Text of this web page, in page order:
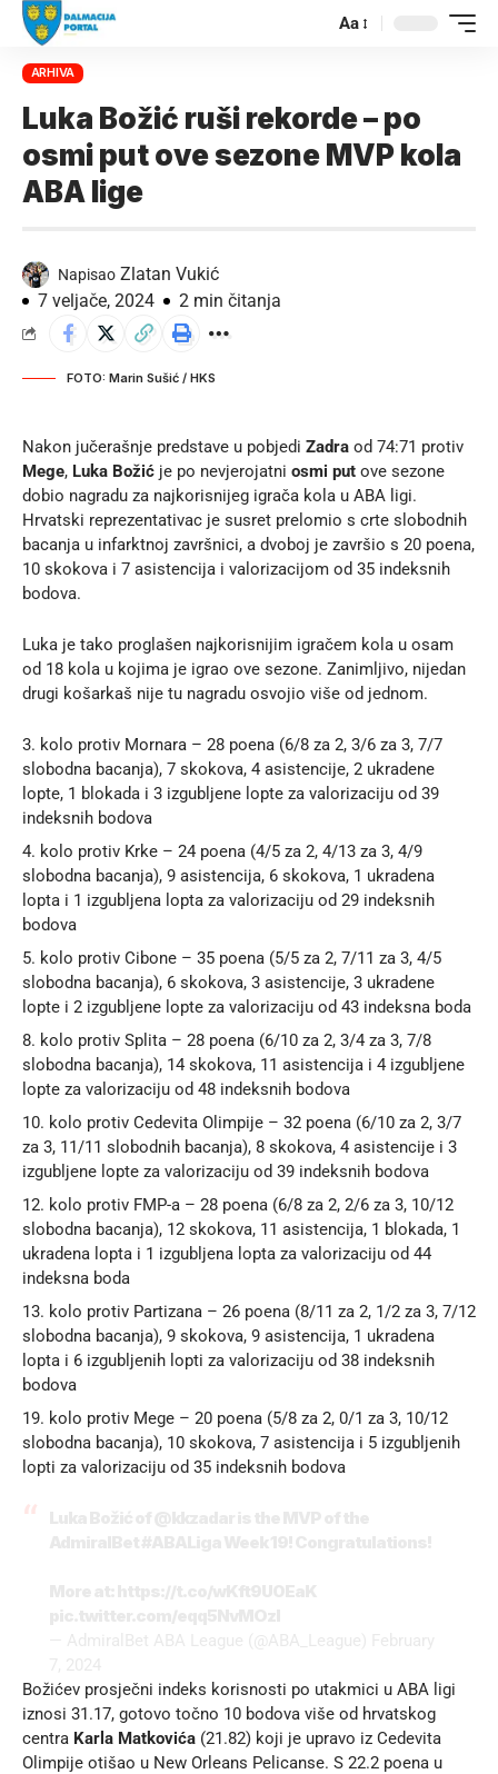
Aa
ARHIVA
Luka Božić ruši rekorde – po
osmi put ove sezone MVP kola
ABA lige
Napisao Zlatan Vukić
7 veljače, 2024
2 min čitanja
FOTO: Marin Sušić / HKS
Nakon jučerašnje predstave u pobjedi Zadra od 74:71 protiv
Mege, Luka Božić je po nevjerojatni osmi put ove sezone
dobio nagradu za najkorisnijeg igrača kola u ABA ligi.
Hrvatski reprezentativac je susret prelomio s crte slobodnih
bacanja u infarktnoj završnici, a dvoboj je završio s 20 poena,
10 skokova i 7 asistencija i valorizacijom od 35 indeksnih
bodova.
Luka je tako proglašen najkorisnijim igračem kola u osam
od 18 kola u kojima je igrao ove sezone. Zanimljivo, nijedan
drugi košarkaš nije tu nagradu osvojio više od jednom.
3. kolo protiv Mornara – 28 poena (6/8 za 2, 3/6 za 3, 7/7
slobodna bacanja), 7 skokova, 4 asistencije, 2 ukradene
lopte, 1 blokada i 3 izgubljene lopte za valorizaciju od 39
indeksnih bodova
4. kolo protiv Krke – 24 poena (4/5 za 2, 4/13 za 3, 4/9
slobodna bacanja), 9 asistencija, 6 skokova, 1 ukradena
lopta i 1 izgubljena lopta za valorizaciju od 29 indeksnih
bodova
5. kolo protiv Cibone – 35 poena (5/5 za 2, 7/11 za 3, 4/5
slobodna bacanja), 6 skokova, 3 asistencije, 3 ukradene
lopte i 2 izgubljene lopte za valorizaciju od 43 indeksna boda
8. kolo protiv Splita – 28 poena (6/10 za 2, 3/4 za 3, 7/8
slobodna bacanja), 14 skokova, 11 asistencija i 4 izgubljene
lopte za valorizaciju od 48 indeksnih bodova
10. kolo protiv Cedevita Olimpije – 32 poena (6/10 za 2, 3/7
za 3, 11/11 slobodnih bacanja), 8 skokova, 4 asistencije i 3
izgubljene lopte za valorizaciju od 39 indeksnih bodova
12. kolo protiv FMP-a – 28 poena (6/8 za 2, 2/6 za 3, 10/12
slobodna bacanja), 12 skokova, 11 asistencija, 1 blokada, 1
ukradena lopta i 1 izgubljena lopta za valorizaciju od 44
indeksna boda
13. kolo protiv Partizana – 26 poena (8/11 za 2, 1/2 za 3, 7/12
slobodna bacanja), 9 skokova, 9 asistencija, 1 ukradena
lopta i 6 izgubljenih lopti za valorizaciju od 38 indeksnih
bodova
19. kolo protiv Mege – 20 poena (5/8 za 2, 0/1 za 3, 10/12
slobodna bacanja), 10 skokova, 7 asistencija i 5 izgubljenih
lopti za valorizaciju od 35 indeksnih bodova
Božićev prosječni indeks korisnosti po utakmici u ABA ligi
iznosi 31.17, gotovo točno 10 bodova više od hrvatskog
centra Karla Matkovića (21.82) koji je upravo iz Cedevita
Olimpije otišao u New Orleans Pelicanse. S 22.2 poena u